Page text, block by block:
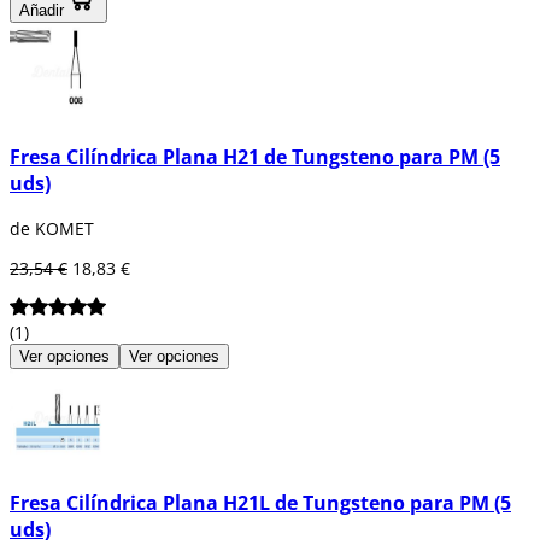
Añadir
Fresa Cilíndrica Plana H21 de Tungsteno para PM (5
uds)
de KOMET
23,54 € 18,83 €
(1)
Ver opciones Ver opciones
Fresa Cilíndrica Plana H21L de Tungsteno para PM (5
uds)